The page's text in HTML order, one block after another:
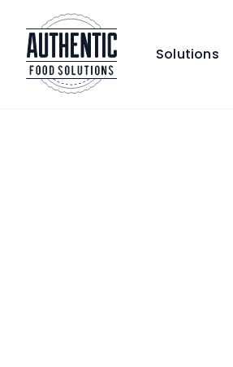
Solutions